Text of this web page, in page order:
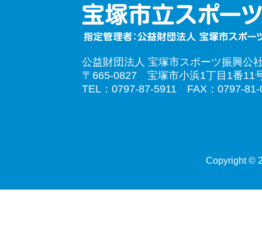
公益財団法人 宝塚市スポーツ振興公
〒665-0827 宝塚市小浜1丁目1番11
TEL：0797-87-5911 FAX：0797-81-
Copyright ©